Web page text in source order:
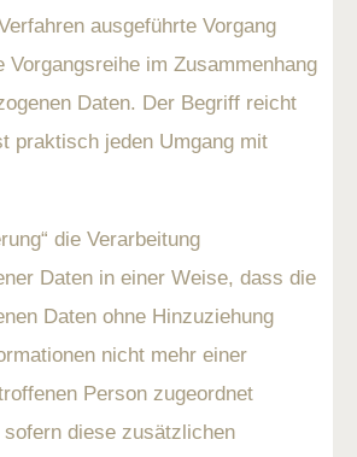
ausgeführte Vorgang
Vorgangsreihe im Zusammenhang
Daten. Der Begriff reicht
praktisch jeden Umgang mit
die Verarbeitung
Daten in einer Weise, dass die
Daten ohne Hinzuziehung
nicht mehr einer
Person zugeordnet
diese zusätzlichen